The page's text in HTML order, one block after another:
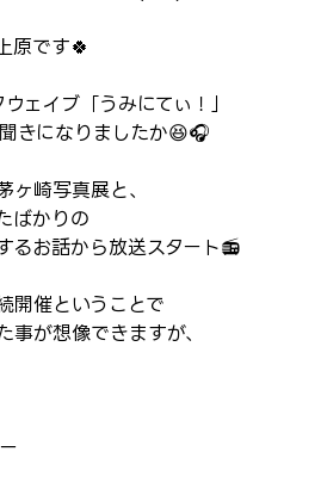
原です🍀
ェイブ「うみにてぃ！」
きになりましたか😆🎧️
崎写真展と、
ばかりの
るお話から放送スタート📻️
開催ということで
が想像できますが、